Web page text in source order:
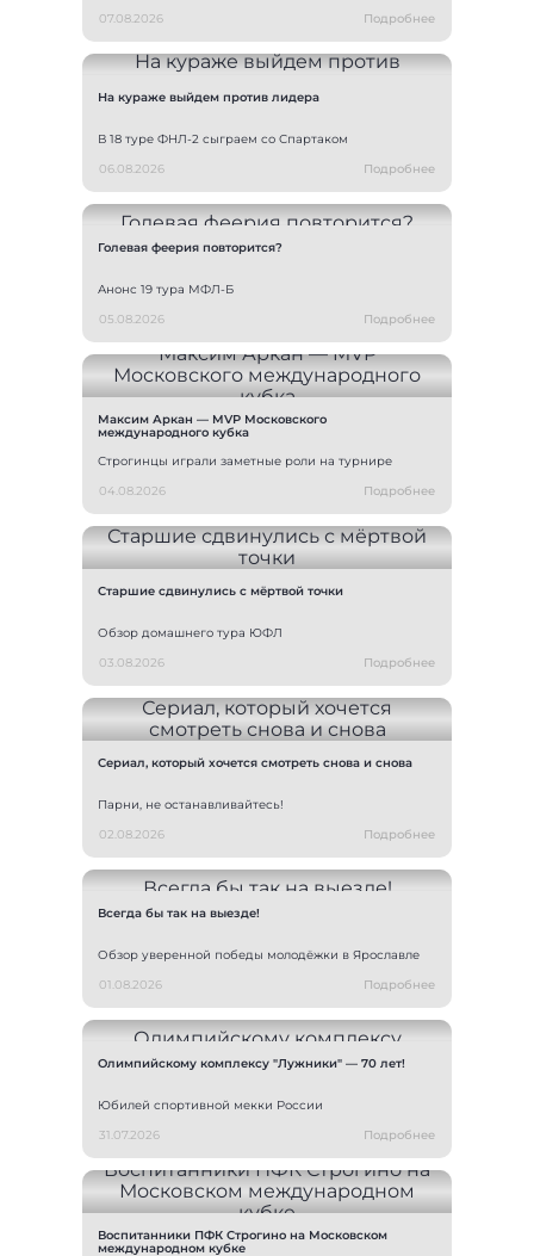
07.08.2026
Подробнее
На кураже выйдем против лидера
В 18 туре ФНЛ-2 сыграем со Спартаком
06.08.2026
Подробнее
Голевая феерия повторится?
Анонс 19 тура МФЛ-Б
05.08.2026
Подробнее
Максим Аркан — MVP Московского
международного кубка
Строгинцы играли заметные роли на турнире
04.08.2026
Подробнее
Старшие сдвинулись с мёртвой точки
Обзор домашнего тура ЮФЛ
03.08.2026
Подробнее
Сериал, который хочется смотреть снова и снова
Парни, не останавливайтесь!
02.08.2026
Подробнее
Всегда бы так на выезде!
Обзор уверенной победы молодёжки в Ярославле
01.08.2026
Подробнее
Олимпийскому комплексу "Лужники" — 70 лет!
Юбилей спортивной мекки России
31.07.2026
Подробнее
Воспитанники ПФК Строгино на Московском
международном кубке